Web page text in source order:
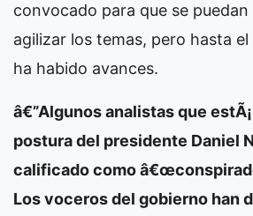
convocado para que se
agilizar los temas, pero hasta
ha habido avances.
â€”Algunos analistas que
postura del presidente Daniel
calificado como
Los voceros del gobierno han